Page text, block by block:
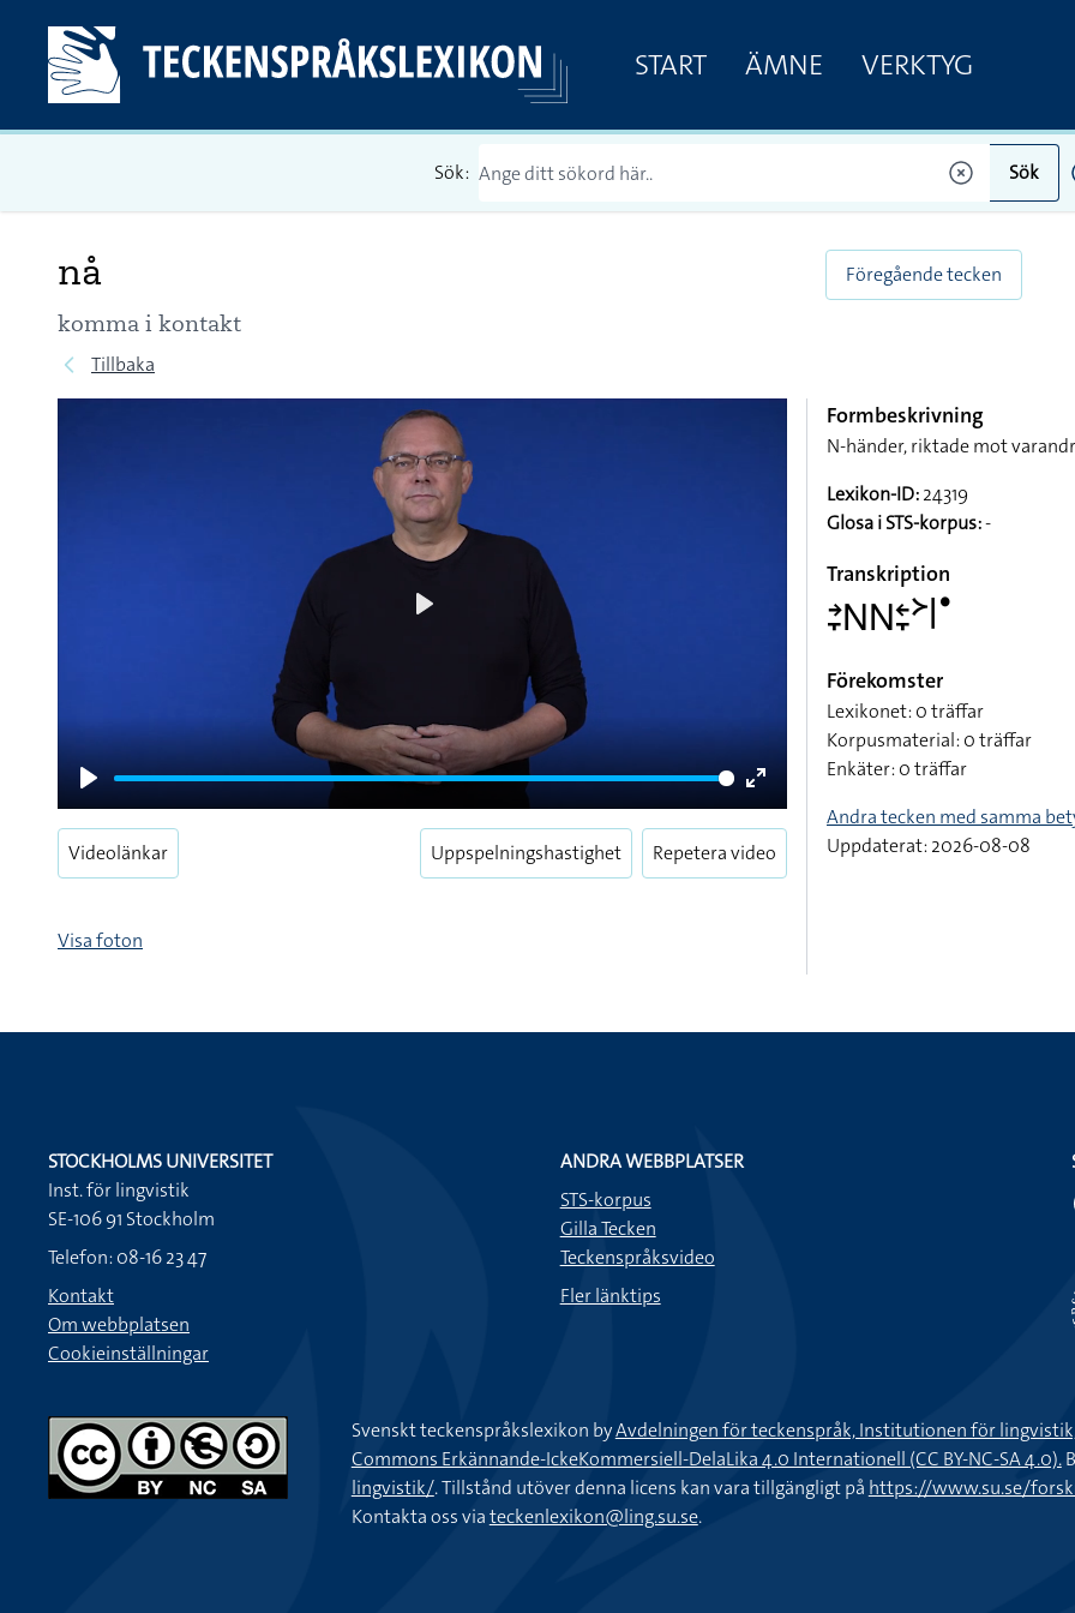
START ÄMNE VERKTYG
Sök: Sök
nå
komma i kontakt
Tillbaka
Föregående tecken
Play
Enter
fullscreen
Videolänkar Uppspelningshastighet Repetera video
Visa foton
Formbeskrivning
N-händer, riktade mot
Lexikon-ID:24319
Glosa i STS-korpus:-
Transkription
􌥔􌥙􌥌􌥌􌥓􌥙􌦅􌥼􌤟
Förekomster
Lexikonet: 0 träffar
Korpusmaterial: 0 träffar
Enkäter: 0 träffar
Andra tecken med samma
Uppdaterat: 2026-08-08
STOCKHOLMS UNIVERSITET
Inst. för lingvistik
SE-106 91 Stockholm
Telefon: 08-16 23 47
Kontakt
Om webbplatsen
Cookieinställningar
ANDRA WEBBPLATSER
STS-korpus
Gilla Tecken
Teckenspråksvideo
Fler länktips
Svenskt teckenspråkslexikon byAvdelningen för teckenspråk, Institutionen för
Commons Erkännande-IckeKommersiell-DelaLika 4.0 Internationell (CC BY-NC-SA 4.0).
lingvistik/. Tillstånd utöver denna licens kan vara tillgängligt på https://www.su.se/
Kontakta oss viateckenlexikon@ling.su.se.